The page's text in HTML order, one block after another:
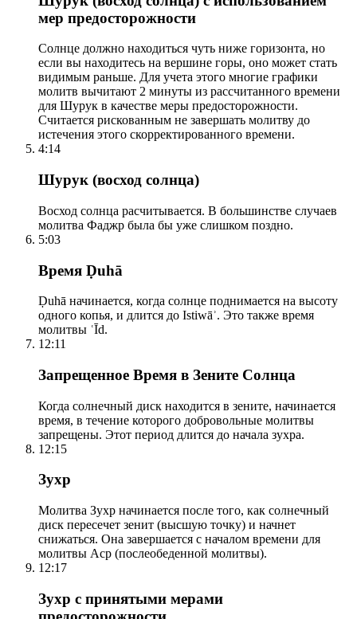
мер предосторожности
Солнце должно находиться чуть ниже горизонта, но
если вы находитесь на вершине горы, оно может стать
видимым раньше. Для учета этого многие графики
молитв вычитают 2 минуты из рассчитанного времени
для Шурук в качестве меры предосторожности.
Считается рискованным не завершать молитву до
истечения этого скорректированного времени.
4:14
Шурук (восход солнца)
Восход солнца расчитывается. В большинстве случаев
молитва Фаджр была бы уже слишком поздно.
5:03
Время Ḍuhā
Ḍuhā начинается, когда солнце поднимается на высоту
одного копья, и длится до Istiwāʾ. Это также время
молитвы ʿĪd.
12:11
Запрещенное Время в Зените Солнца
Когда солнечный диск находится в зените, начинается
время, в течение которого добровольные молитвы
запрещены. Этот период длится до начала зухра.
12:15
Зухр
Молитва Зухр начинается после того, как солнечный
диск пересечет зенит (высшую точку) и начнет
снижаться. Она завершается с началом времени для
молитвы Аср (послеобеденной молитвы).
12:17
Зухр с принятыми мерами